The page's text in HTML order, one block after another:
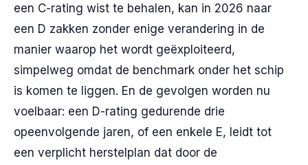
een C-rating wist te behalen, kan in 2026 naar
een D zakken zonder enige verandering in de
manier waarop het wordt geëxploiteerd,
simpelweg omdat de benchmark onder het schip
is komen te liggen. En de gevolgen worden nu
voelbaar: een D-rating gedurende drie
opeenvolgende jaren, of een enkele E, leidt tot
een verplicht herstelplan dat door de